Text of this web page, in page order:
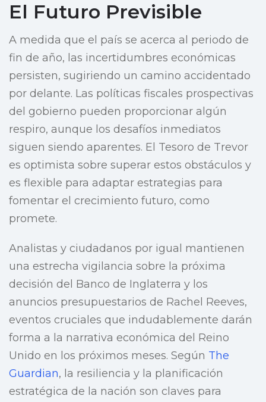
El Futuro Previsible
A medida que el país se acerca al periodo de
fin de año, las incertidumbres económicas
persisten, sugiriendo un camino accidentado
por delante. Las políticas fiscales prospectivas
del gobierno pueden proporcionar algún
respiro, aunque los desafíos inmediatos
siguen siendo aparentes. El Tesoro de Trevor
es optimista sobre superar estos obstáculos y
es flexible para adaptar estrategias para
fomentar el crecimiento futuro, como
promete.
Analistas y ciudadanos por igual mantienen
una estrecha vigilancia sobre la próxima
decisión del Banco de Inglaterra y los
anuncios presupuestarios de Rachel Reeves,
eventos cruciales que indudablemente darán
forma a la narrativa económica del Reino
Unido en los próximos meses. Según The
Guardian, la resiliencia y la planificación
estratégica de la nación son claves para